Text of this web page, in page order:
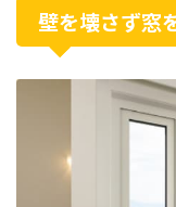
壁を壊さず窓